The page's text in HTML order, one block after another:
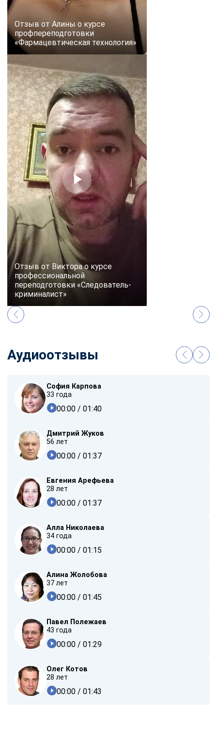
Отзыв от Алины о курсе
профпереподготовки
«Фармацевтическая технология»
Отзыв от Виктора о курсе
профессиональной
переподготовки «Следователь-
криминалист»
Аудиоотзывы
София Карпова
33 года
00:00 / 01:40
Дмитрий Жуков
56 лет
00:00 / 01:37
Евгения Арефьева
28 лет
00:00 / 01:37
Алла Николаева
34 года
00:00 / 01:15
Алина Жолобова
37 лет
00:00 / 01:45
Павел Полежаев
43 года
00:00 / 01:29
Олег Котов
28 лет
00:00 / 01:43